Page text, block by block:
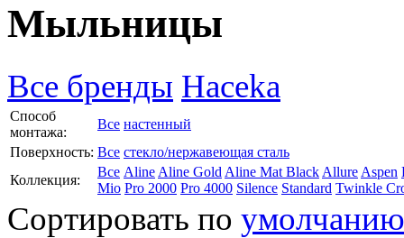
Мыльницы
Все бренды Haceka
Способ
монтажа:
Все настенный
Поверхность: Все стекло/нержавеющая сталь
Коллекция:
Все Aline Aline Gold Aline Mat Black Allure Aspen
Mio Pro 2000 Pro 4000 Silence Standard Twinkle
Сортировать по умолчанию